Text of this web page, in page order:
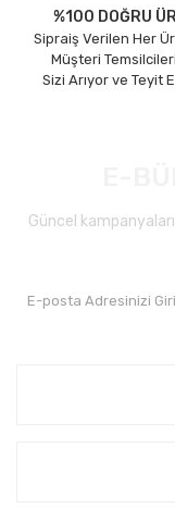
%100 DOĞRU
Sipraiş Verilen Her
Müşteri
Sizi Arıyor ve Teyit
Güncel